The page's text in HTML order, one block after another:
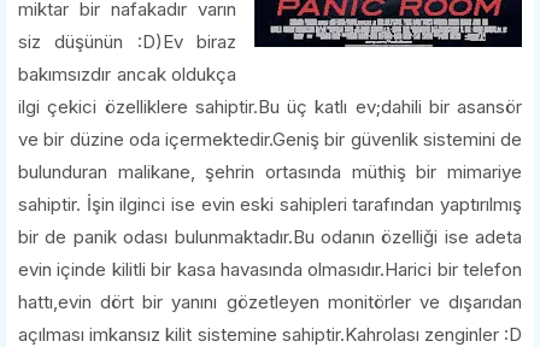
miktar bir nafakadır varın
siz düşünün :D)Ev biraz
bakımsızdır ancak oldukça
ilgi çekici özelliklere sahiptir.Bu üç katlı ev;dahili bir asansör
ve bir düzine oda içermektedir.Geniş bir güvenlik sistemini de
bulunduran malikane, şehrin ortasında müthiş bir mimariye
sahiptir. İşin ilginci ise evin eski sahipleri tarafından yaptırılmış
bir de panik odası bulunmaktadır.Bu odanın özelliği ise adeta
evin içinde kilitli bir kasa havasında olmasıdır.Harici bir telefon
hattı,evin dört bir yanını gözetleyen monitörler ve dışarıdan
açılması imkansız kilit sistemine sahiptir.Kahrolası zenginler :D